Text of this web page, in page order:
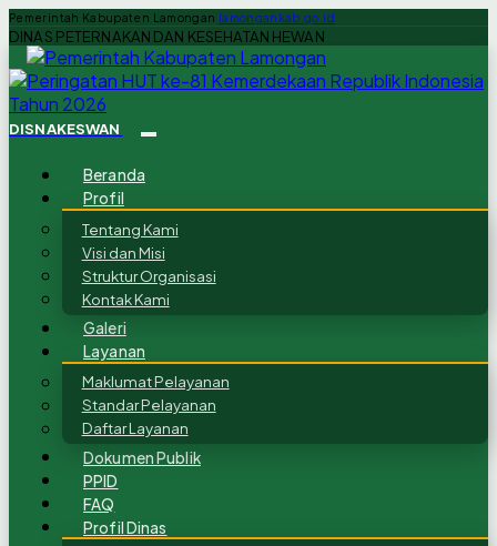
Pemerintah Kabupaten Lamongan lamongankab.go.id
DINAS PETERNAKAN DAN KESEHATAN HEWAN
DISNAKESWAN
Beranda
Profil
Tentang Kami
Visi dan Misi
Struktur Organisasi
Kontak Kami
Galeri
Layanan
Maklumat Pelayanan
Standar Pelayanan
Daftar Layanan
Dokumen Publik
PPID
FAQ
Profil Dinas